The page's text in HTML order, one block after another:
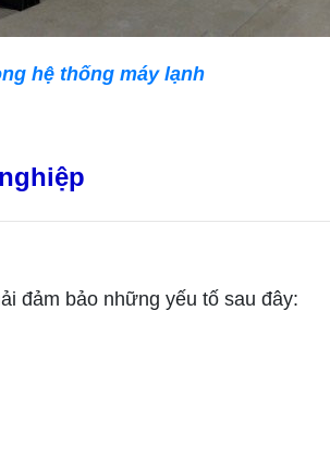
hệ thống máy lạnh
đảm bảo những yếu tố sau đây: